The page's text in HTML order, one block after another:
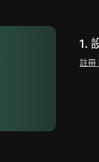
1.
註冊